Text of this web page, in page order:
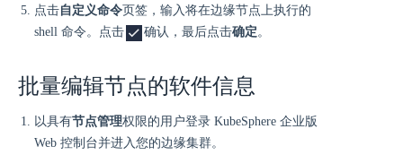
点击自定义命令页签，输入将在边缘节点上执行的
shell 命令。点击
确认，最后点击确定。
批量编辑节点的软件信息
以具有节点管理权限的用户登录 KubeSphere 企业版
Web 控制台并进入您的边缘集群。